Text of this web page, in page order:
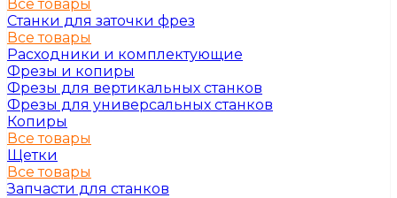
Все товары
Станки для заточки фрез
Все товары
Расходники и комплектующие
Фрезы и копиры
Фрезы для вертикальных станков
Фрезы для универсальных станков
Копиры
Все товары
Щетки
Все товары
Запчасти для станков